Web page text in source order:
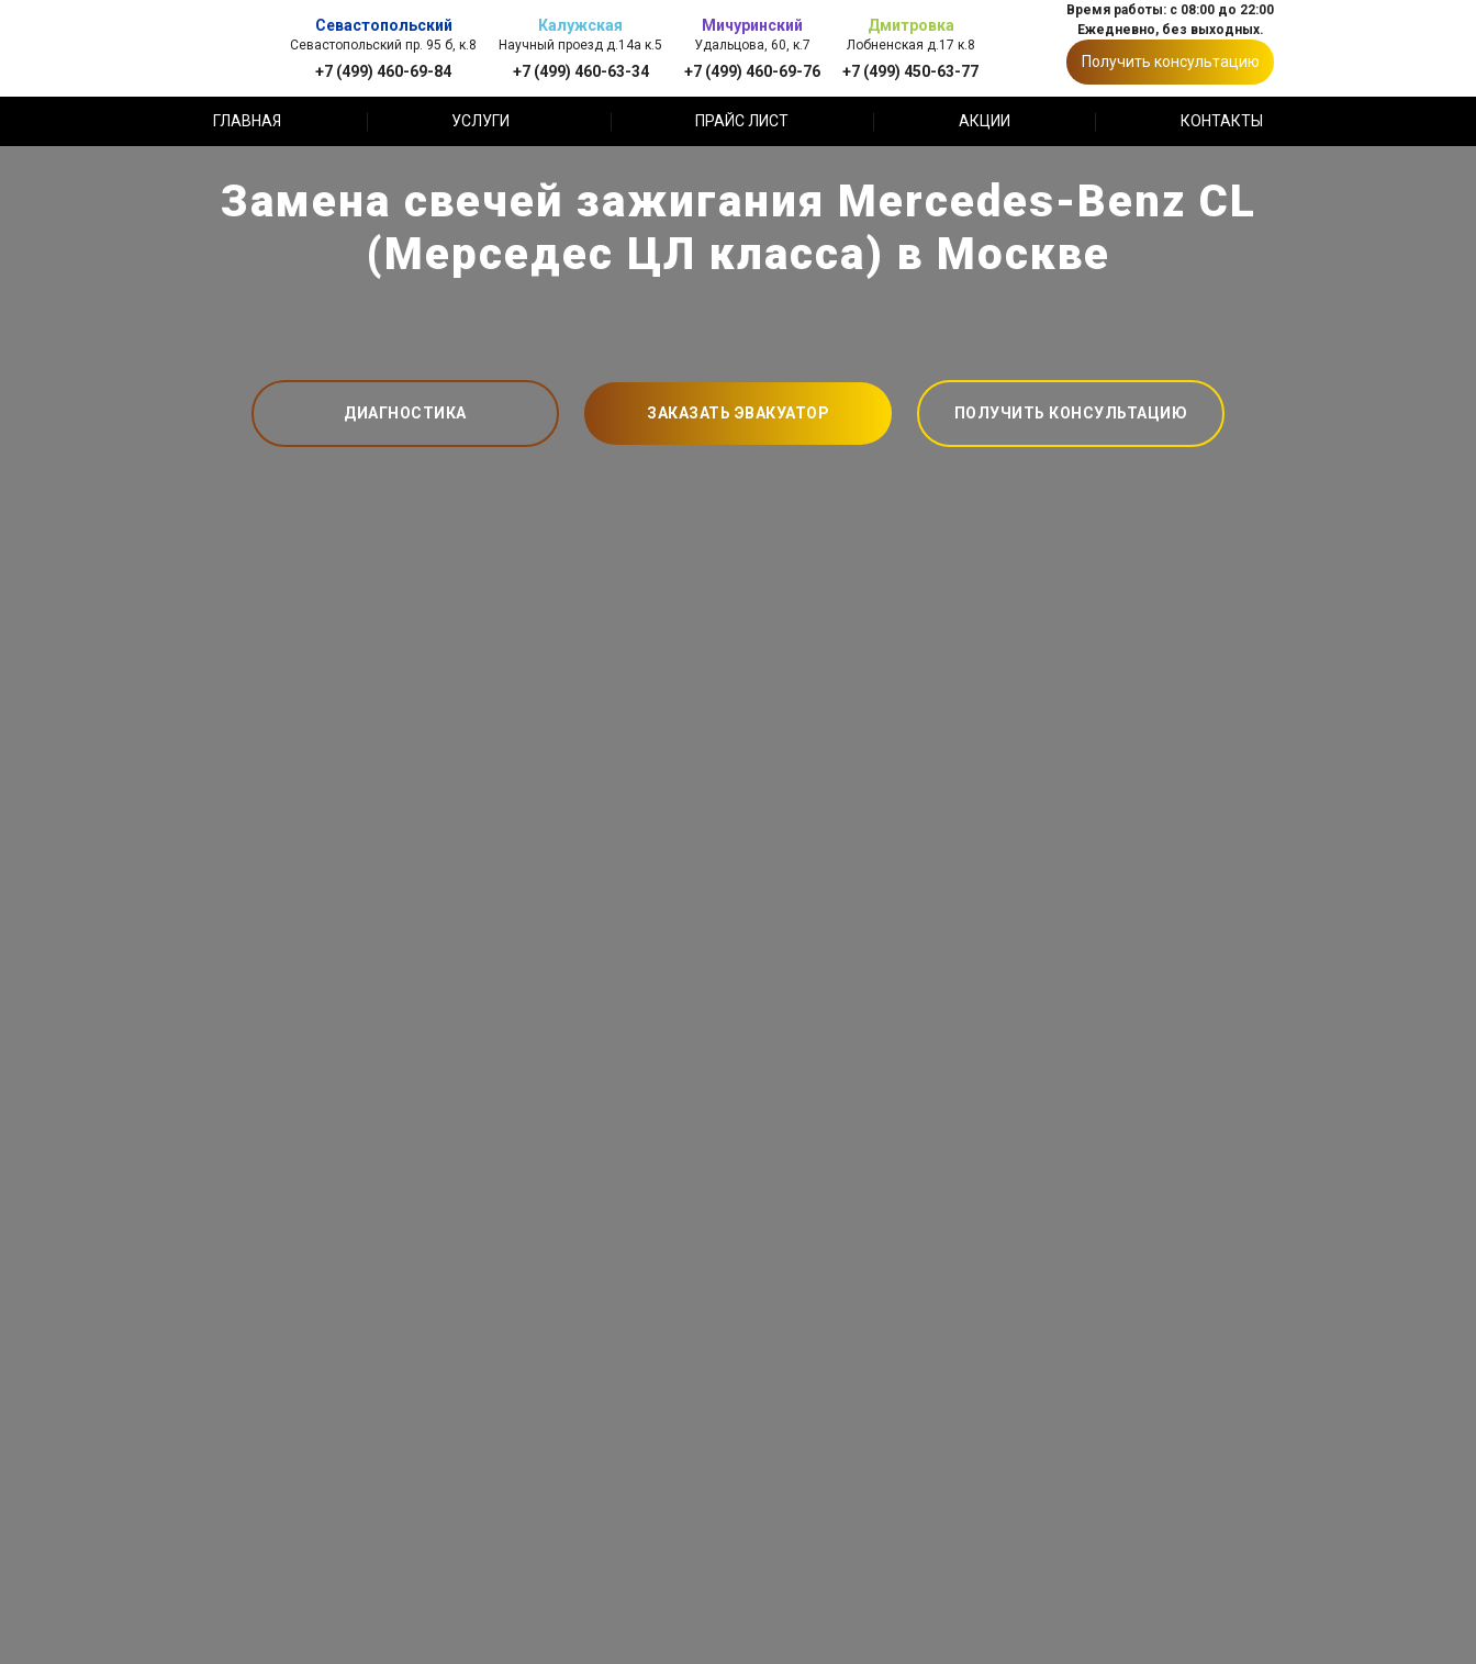
Севастопольский
Севастопольский пр. 95 б, к.8
+7 (499) 460-69-84
Калужская
Научный проезд д.14а к.5
+7 (499) 460-63-34
Мичуринский
Удальцова, 60, к.7
+7 (499) 460-69-76
Дмитровка
Лобненская д.17 к.8
+7 (499) 450-63-77
Время работы: с 08:00 до 22:00
Ежедневно, без выходных.
Получить консультацию
ГЛАВНАЯ УСЛУГИ ПРАЙС ЛИСТ АКЦИИ КОНТАКТЫ
Замена свечей зажигания Mercedes-Benz CL
(Мерседес ЦЛ класса) в Москве
ДИАГНОСТИКА ЗАКАЗАТЬ ЭВАКУАТОР ПОЛУЧИТЬ КОНСУЛЬТАЦИЮ